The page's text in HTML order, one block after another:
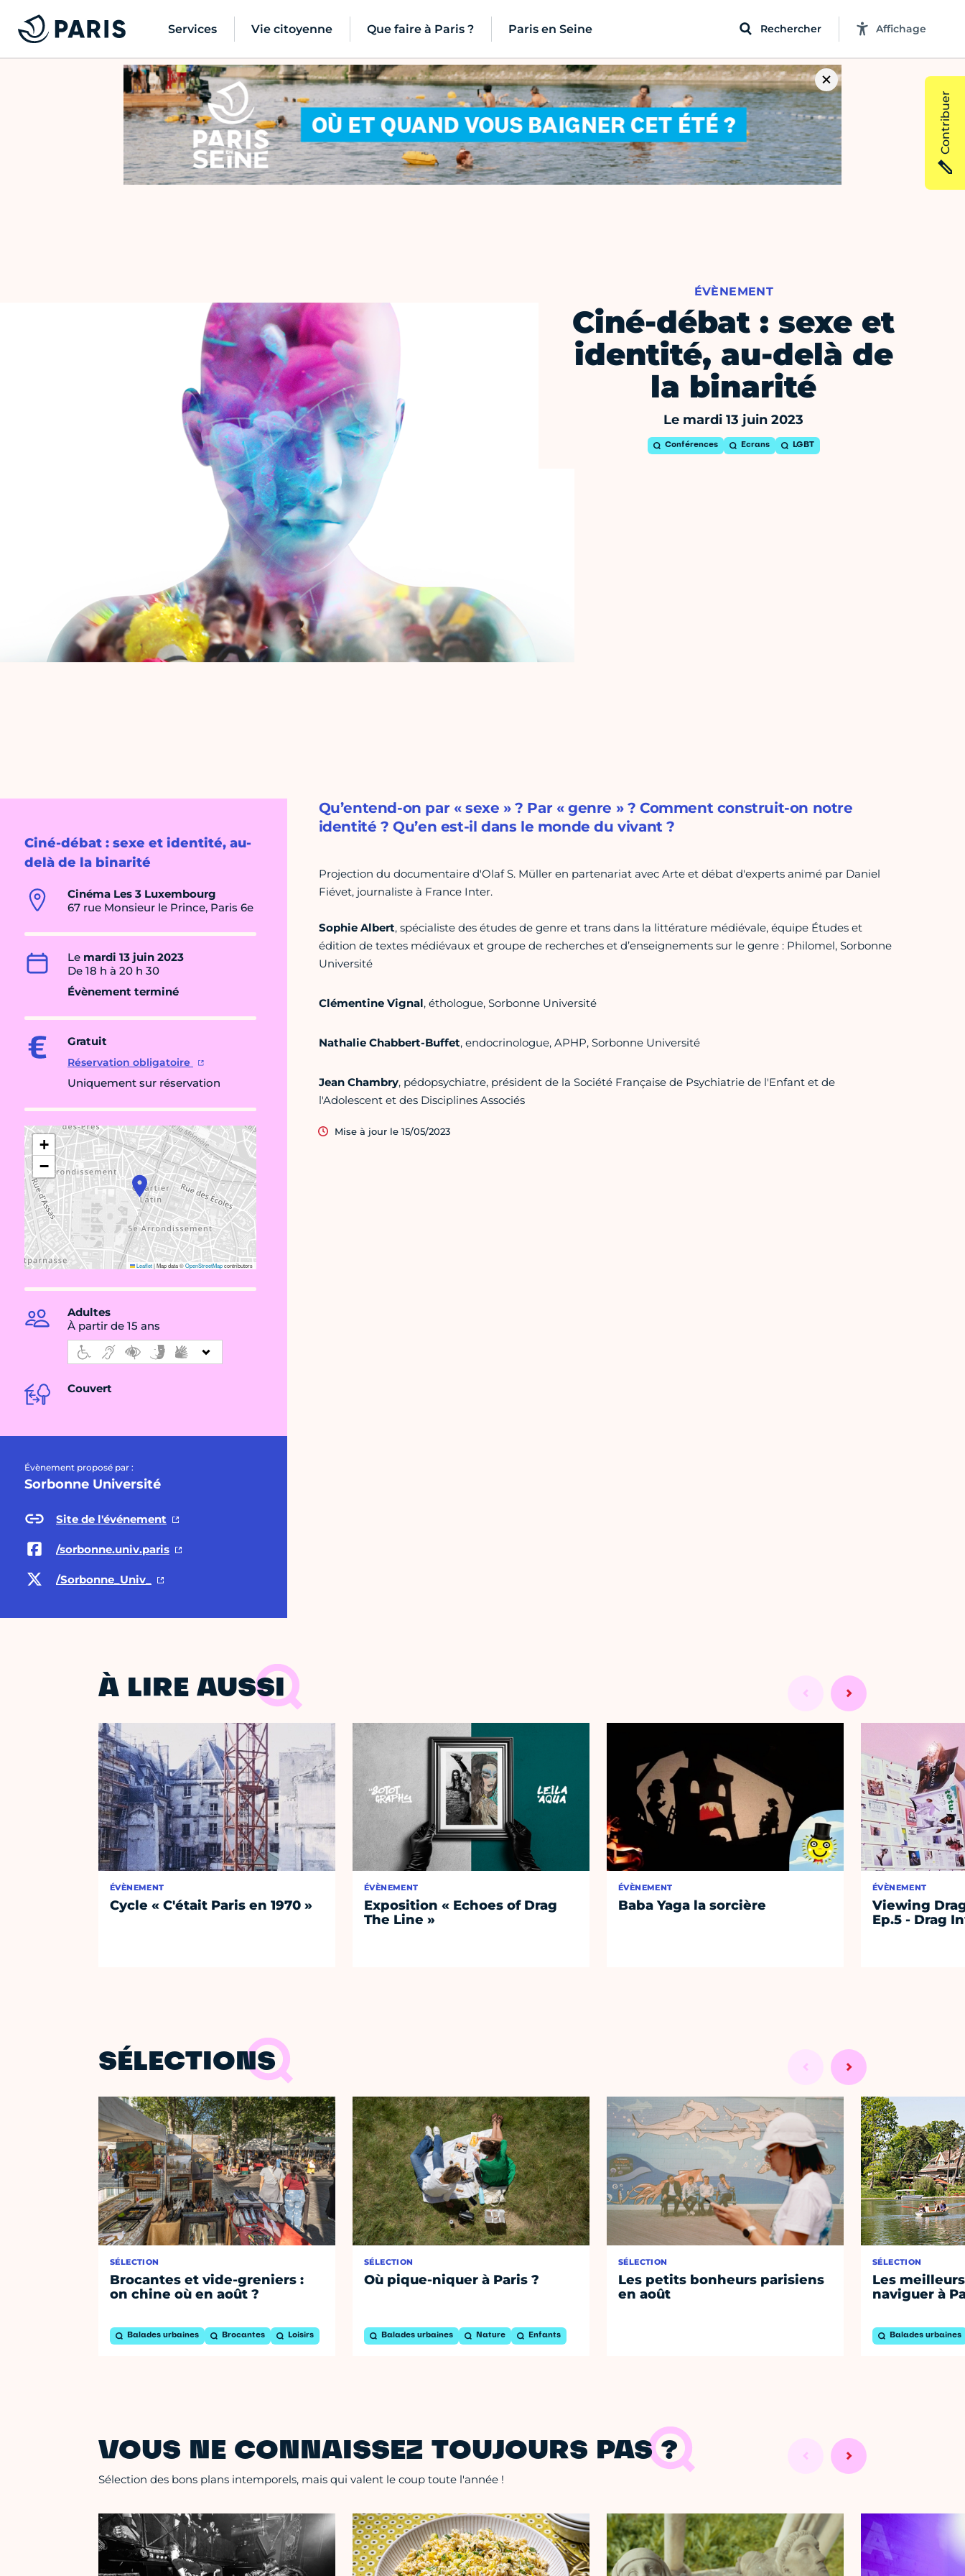
Services Vie citoyenne Que faire à Paris ? Paris en Seine Rechercher Affichage
ÉVÈNEMENT
Ciné-débat : sexe et
identité, au-delà de
la binarité
Le mardi 13 juin 2023
Conférences Ecrans LGBT
Ciné-débat : sexe et identité, au-
delà de la binarité
Cinéma Les 3 Luxembourg
67 rue Monsieur le Prince, Paris 6e
Le mardi 13 juin 2023
De 18 h à 20 h 30
Évènement terminé
Gratuit
Réservation obligatoire
Uniquement sur réservation
+
−
Leaflet|Map data ©OpenStreetMapcontributors
Adultes
À partir de 15 ans
Couvert
Évènement proposé par :
Sorbonne Université
Site de l'événement
/sorbonne.univ.paris
/Sorbonne_Univ_
Qu’entend-on par « sexe » ? Par « genre » ? Comment construit-on notre
identité ? Qu’en est-il dans le monde du vivant ?
Projection du documentaire d'Olaf S. Müller en partenariat avec Arte et débat d'experts animé par Daniel
Fiévet, journaliste à France Inter.
Sophie Albert, spécialiste des études de genre et trans dans la littérature médiévale, équipe Études et
édition de textes médiévaux et groupe de recherches et d’enseignements sur le genre : Philomel, Sorbonne
Université
Clémentine Vignal, éthologue, Sorbonne Université
Nathalie Chabbert-Buffet, endocrinologue, APHP, Sorbonne Université
Jean Chambry, pédopsychiatre, président de la Société Française de Psychiatrie de l'Enfant et de
l'Adolescent et des Disciplines Associés
Mise à jour le 15/05/2023
À LIRE AUSSI
ÉVÈNEMENT
Cycle « C'était Paris en 1970 »
ÉVÈNEMENT
Exposition « Echoes of Drag
The Line »
ÉVÈNEMENT
Baba Yaga la sorcière
ÉVÈNEMENT
Viewing
Ep.5 - Drag
SÉLECTIONS
SÉLECTION
Brocantes et vide-greniers :
on chine où en août ?
Balades urbaines Brocantes Loisirs
SÉLECTION
Où pique-niquer à Paris ?
Balades urbaines Nature Enfants
SÉLECTION
Les petits bonheurs parisiens
en août
SÉLECTION
Les
naviguer à
Balades urbaines
VOUS NE CONNAISSEZ TOUJOURS PAS ?
Sélection des bons plans intemporels, mais qui valent le coup toute l'année !
Contribuer